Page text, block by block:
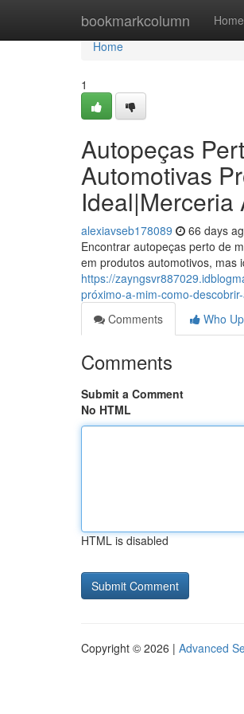
bookmarkcolumn Home
Home
Home
1
Autopeças
Automotivas
Ideal|Merceria
alexiavseb178089 66 days
Encontrar autopeças perto de
em produtos automotivos, mas
https://
próximo-a-mim-como-
Comments
Who
Comments
Submit a Comment
No HTML
HTML is disabled
Copyright © 2026 | Advanced